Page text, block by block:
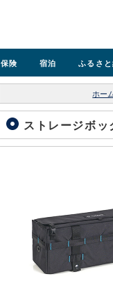
保険 宿泊 ふるさ
ホー
ストレージボッ